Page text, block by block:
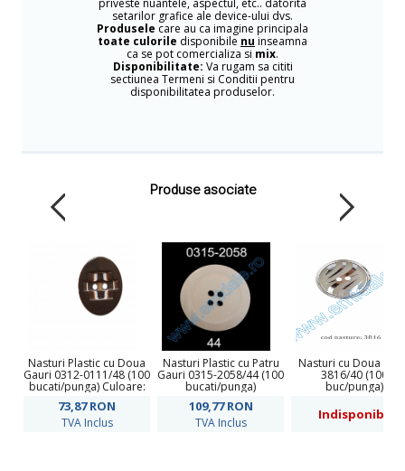
priveste nuantele, aspectul, etc.. datorita
setarilor grafice ale device-ului dvs.
Produsele care au ca imagine principala
toate culorile disponibile nu inseamna
ca se pot comercializa si mix.
Disponibilitate: Va rugam sa cititi
sectiunea Termeni si Conditii pentru
disponibilitatea produselor.
Produse asociate
Nasturi Plastic cu Doua
Gauri 0312-0111/48 (100
bucati/punga) Culoare:
73,87RON
TVA Inclus
Nasturi Plastic cu Patru
Gauri 0315-2058/44 (100
bucati/punga)
109,77RON
TVA Inclus
Nasturi cu Doua
3816/40 (100
buc/punga)
Indisponibil